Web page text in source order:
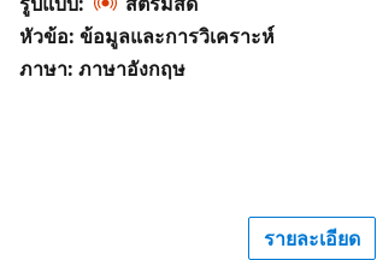
หัวข้อ: ข้อมูลและการวิเคราะห์
ภาษา: ภาษาอังกฤษ
รายละเอียด